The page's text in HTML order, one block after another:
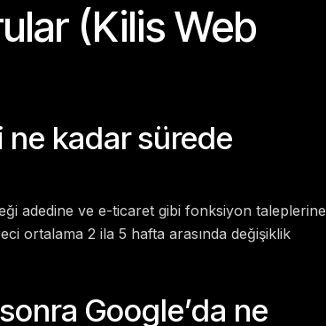
(Kilis Web
ne kadar sürede
adedine ve e-ticaret gibi fonksiyon taleplerine
ortalama 2 ila 5 hafta arasında değişiklik
Google’da ne